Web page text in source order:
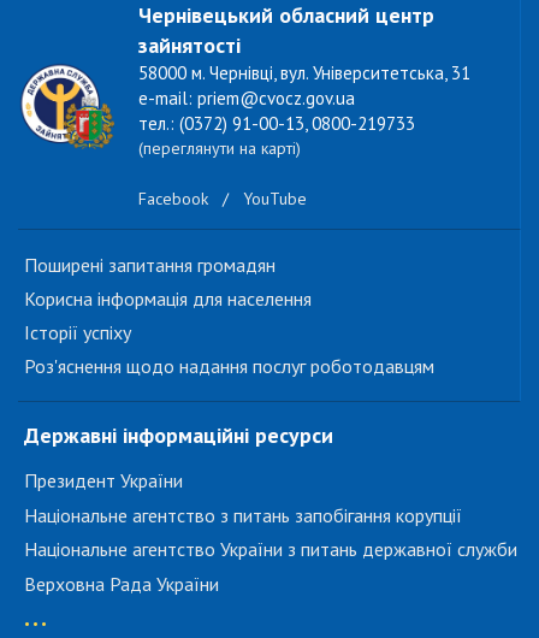
Чернівецький обласний центр
зайнятості
58000 м. Чернівці, вул. Університетська, 31
e-mail: priem@cvocz.gov.ua
тел.: (0372) 91-00-13, 0800-219733
(переглянути на карті)
Facebook / YouTube
Поширені запитання громадян
Корисна інформація для населення
Історії успіху
Роз'яснення щодо надання послуг роботодавцям
Державні інформаційні ресурси
Президент України
Національне агентство з питань запобігання корупції
Національне агентство України з питань державної служби
Верховна Рада України
...